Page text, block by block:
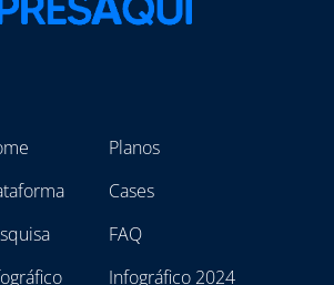
Planos
Cases
FAQ
Infográfico 2024